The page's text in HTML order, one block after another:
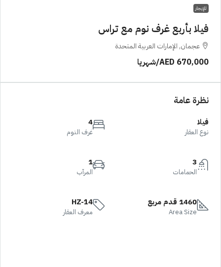
للإيجار
فيلا بأربع غرف نوم مع تراس
عجمان, الإمارات العربية المتحدة
AED 670,000/شهريا
نظرة عامة
فيلا
نوع العقار
4
غرف النوم
3
الحمامات
1
المرآب
1460 قدم مربع
Area Size
HZ-14
معرف العقار